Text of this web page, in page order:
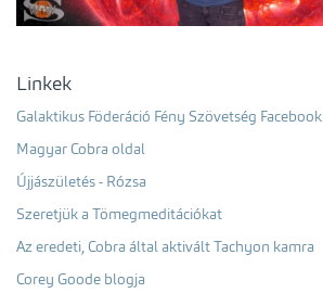
Linkek
Galaktikus Föderáció Fény Szövetség Facebook
Magyar Cobra oldal
Újjászületés - Rózsa
Szeretjük a Tömegmeditációkat
Az eredeti, Cobra által aktivált Tachyon kamra
Corey Goode blogja